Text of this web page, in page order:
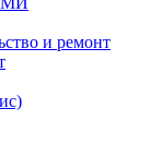
и ремонт